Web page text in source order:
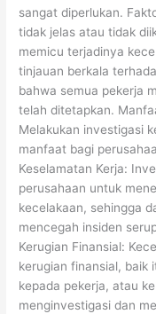
sangat diperlukan.
tidak jelas atau tidak
memicu terjadinya
tinjauan berkala
bahwa semua pekerja
telah ditetapkan.
Melakukan investigasi
manfaat bagi
Keselamatan Kerja:
perusahaan untuk
kecelakaan, sehingga
mencegah insiden
Kerugian Finansial:
kerugian finansial, baik
kepada pekerja, atau
menginvestigasi dan